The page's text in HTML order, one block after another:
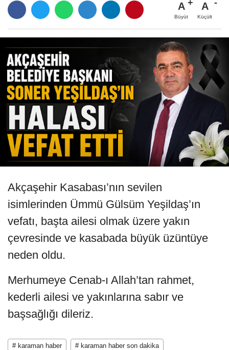
A
Büyüt
A
Küçült
Akçaşehir Kasabası’nın sevilen
isimlerinden Ümmü Gülsüm Yeşildaş’ın
vefatı, başta ailesi olmak üzere yakın
çevresinde ve kasabada büyük üzüntüye
neden oldu.
Merhumeye Cenab-ı Allah’tan rahmet,
kederli ailesi ve yakınlarına sabır ve
başsağlığı dileriz.
# karaman haber # karaman haber son dakika